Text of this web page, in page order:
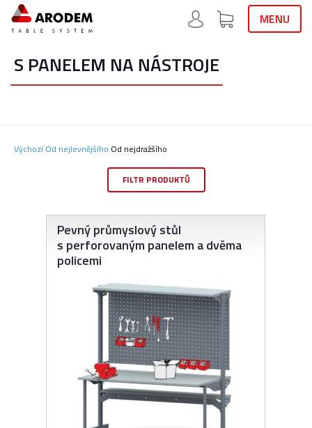
MENU
S PANELEM NA NÁSTROJE
Výchozí Od nejlevnějšího Od nejdražšího
FILTR PRODUKTŮ
Pevný průmyslový stůl
s perforovaným panelem a dvěma
policemi